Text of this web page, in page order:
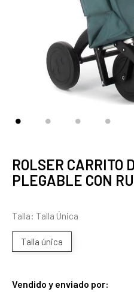
ROLSER CARRITO
PLEGABLE CON
Talla: Talla Única
Talla única
Vendido y enviado por: